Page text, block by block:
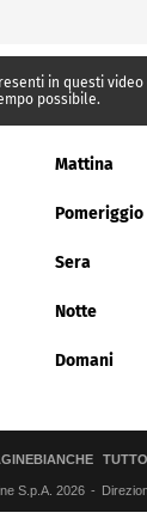
in questi
possibile.
Mattina
Pomeriggio
Sera
Notte
Domani
S.p.A. 2026